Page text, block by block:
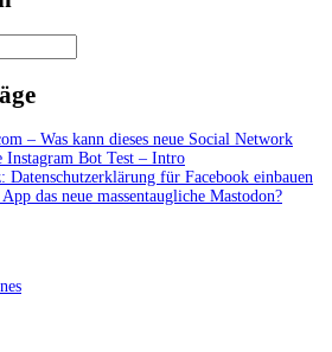
– Was kann dieses neue Social Network
Instagram Bot Test – Intro
Datenschutzerklärung für Facebook einbauen
das neue massentaugliche Mastodon?